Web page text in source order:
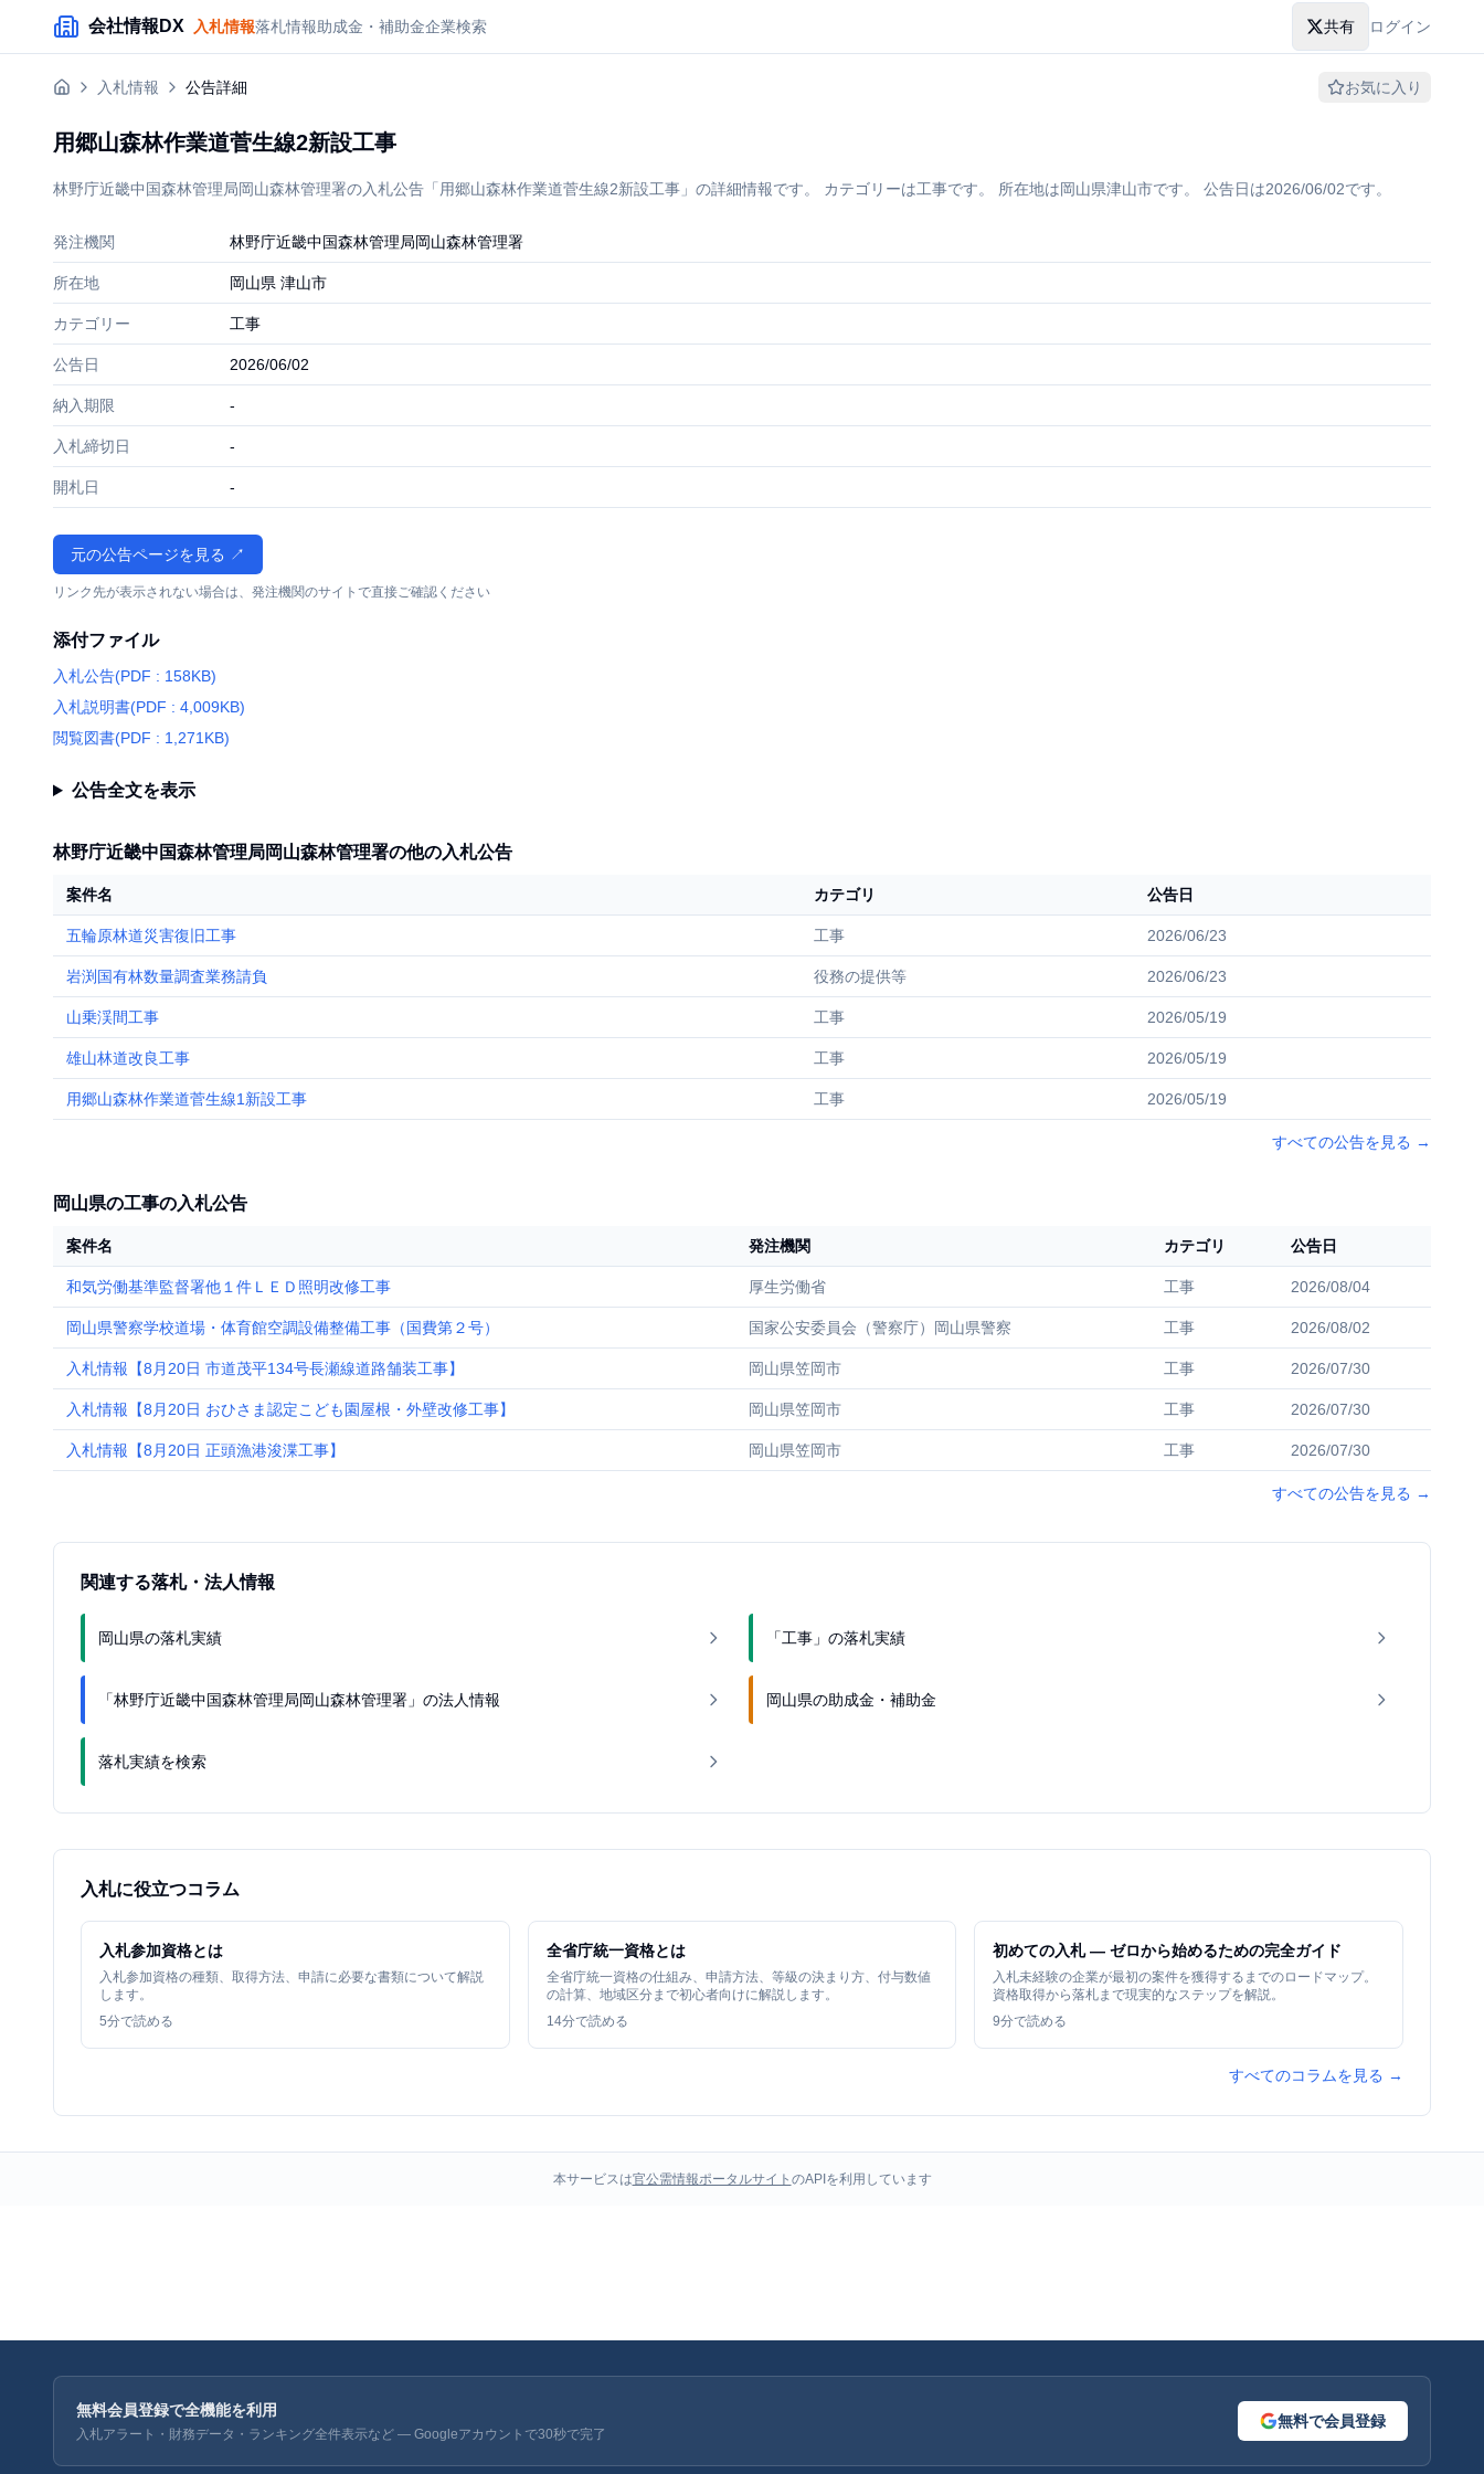
メインコンテンツにスキップ
会社情報DX 入札情報落札情報助成金・補助金企業検索 共有 ログイン
入札情報 公告詳細 お気に入り
用郷山森林作業道菅生線2新設工事
林野庁近畿中国森林管理局岡山森林管理署の入札公告「用郷山森林作業道菅生線2新設工事」の詳細情報です。 カテゴリーは工事です。 所在地は岡山県津山市です。 公告日は2026/06/02です。
発注機関 林野庁近畿中国森林管理局岡山森林管理署
所在地 岡山県 津山市
カテゴリー 工事
公告日 2026/06/02
納入期限 -
入札締切日 -
開札日 -
元の公告ページを見る ↗
リンク先が表示されない場合は、発注機関のサイトで直接ご確認ください
添付ファイル
入札公告(PDF : 158KB)
入札説明書(PDF : 4,009KB)
閲覧図書(PDF : 1,271KB)
公告全文を表示
林野庁近畿中国森林管理局岡山森林管理署の他の入札公告
案件名 カテゴリ 公告日
五輪原林道災害復旧工事 工事 2026/06/23
岩渕国有林数量調査業務請負 役務の提供等 2026/06/23
山乗渓間工事 工事 2026/05/19
雄山林道改良工事 工事 2026/05/19
用郷山森林作業道菅生線1新設工事 工事 2026/05/19
すべての公告を見る →
岡山県の工事の入札公告
案件名 発注機関 カテゴリ 公告日
和気労働基準監督署他１件ＬＥＤ照明改修工事 厚生労働省 工事 2026/08/04
岡山県警察学校道場・体育館空調設備整備工事（国費第２号） 国家公安委員会（警察庁）岡山県警察 工事 2026/08/02
入札情報【8月20日 市道茂平134号長瀬線道路舗装工事】 岡山県笠岡市 工事 2026/07/30
入札情報【8月20日 おひさま認定こども園屋根・外壁改修工事】 岡山県笠岡市 工事 2026/07/30
入札情報【8月20日 正頭漁港浚渫工事】 岡山県笠岡市 工事 2026/07/30
すべての公告を見る →
関連する落札・法人情報
岡山県の落札実績 「工事」の落札実績
「林野庁近畿中国森林管理局岡山森林管理署」の法人情報 岡山県の助成金・補助金
落札実績を検索
入札に役立つコラム
入札参加資格とは
入札参加資格の種類、取得方法、申請に必要な書類について解説
します。
5分で読める
全省庁統一資格とは
全省庁統一資格の仕組み、申請方法、等級の決まり方、付与数値
の計算、地域区分まで初心者向けに解説します。
14分で読める
初めての入札 — ゼロから始めるための完全ガイド
入札未経験の企業が最初の案件を獲得するまでのロードマップ。
資格取得から落札まで現実的なステップを解説。
9分で読める
すべてのコラムを見る →
本サービスは官公需情報ポータルサイト のAPIを利用しています
無料会員登録で全機能を利用
入札アラート・財務データ・ランキング全件表示など — Googleアカウントで30秒で完了
無料で会員登録